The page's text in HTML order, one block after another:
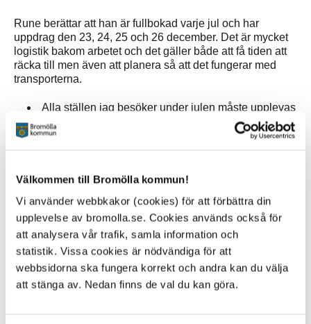
Välkommen till Bromölla kommun!
Vi använder webbkakor (cookies) för att förbättra din
upplevelse av bromolla.se. Cookies används också för
att analysera vår trafik, samla information och
statistik. Vissa cookies är nödvändiga för att
webbsidorna ska fungera korrekt och andra kan du välja
att stänga av. Nedan finns de val du kan göra.
Rune berättar att han är fullbokad varje jul och har
uppdrag den 23, 24, 25 och 26 december. Det är mycket
logistik bakom arbetet och det gäller både att få tiden att
räcka till men även att planera så att det fungerar med
transporterna.
Alla ställen jag besöker under julen måste upplevas
som att det är ”det enda stället jag besöker”. Det är
viktigt att inte bara tomta utan dessutom bjuda på en
besök och jag vill att dom ska komma ihåg detta när
dom blir äldre. Det är min målsättning att vara så bra
som möjligt på alla ställen jag besöker, berättar
Rune.
Rune berättar många historier om sina besök hos barn
och familjer och menar på att varje år händer det något